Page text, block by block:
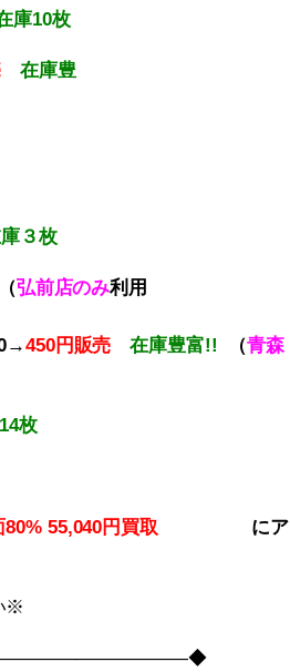
庫10枚
在庫豊
３枚
弘前店のみ利用
450円販売 在庫豊富!! （青森
枚
80% 55,040円買取 にア
※